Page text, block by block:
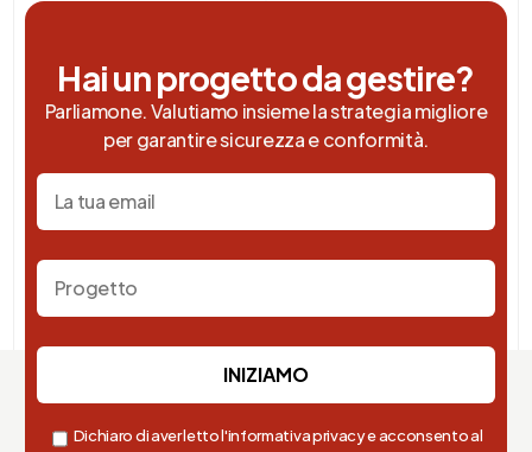
Hai un progetto da gestire?
Parliamone. Valutiamo insieme la strategia migliore
per garantire sicurezza e conformità.
Dichiaro di aver letto l'informativa privacy e acconsento al